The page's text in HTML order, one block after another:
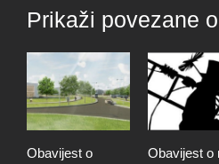
Prikaži povezane
Obavijest o
Obavijest o